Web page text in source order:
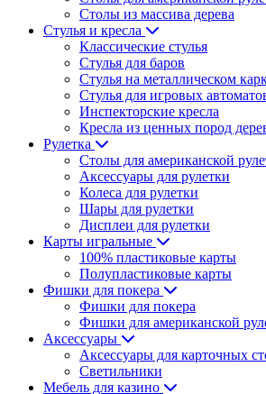
Столы из массива дерева
Стулья и кресла
Классические стулья
Стулья для баров
Стулья на металлическом
Стулья для игровых
Инспекторские кресла
Кресла из ценных пород
Рулетка
Столы для американской
Аксессуары для рулетки
Колеса для рулетки
Шары для рулетки
Дисплеи для рулетки
Карты игральные
100% пластиковые карты
Полупластиковые карты
Фишки для покера
Фишки для покера
Фишки для американской
Аксессуары
Аксессуары для карточных
Светильники
Мебель для казино